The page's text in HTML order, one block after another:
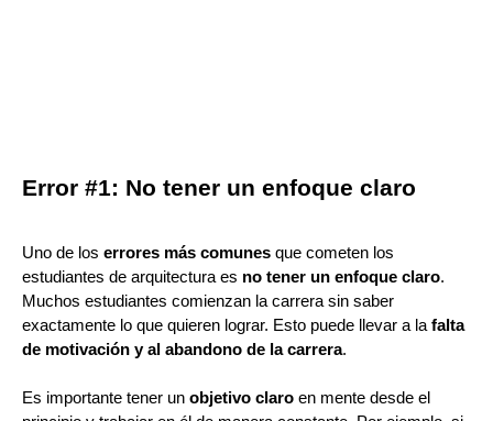
Error #1: No tener un enfoque claro
Uno de los errores más comunes que cometen los
estudiantes de arquitectura es no tener un enfoque claro.
Muchos estudiantes comienzan la carrera sin saber
exactamente lo que quieren lograr. Esto puede llevar a la falta
de motivación y al abandono de la carrera.
Es importante tener un objetivo claro en mente desde el